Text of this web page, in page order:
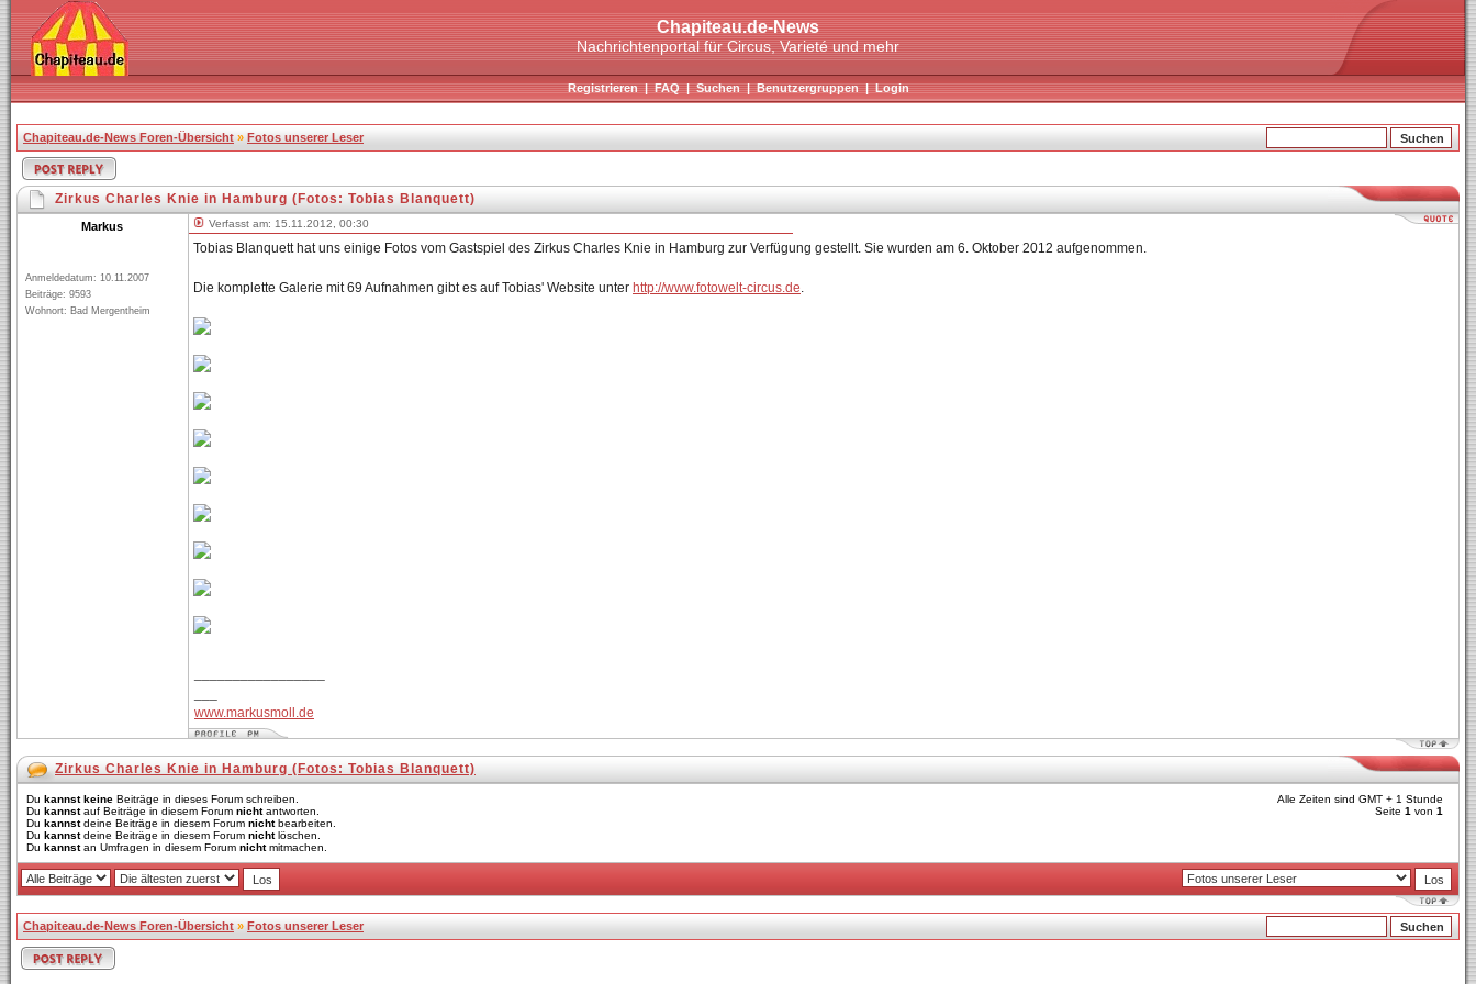
Chapiteau.de-News
Nachrichtenportal für Circus, Varieté und mehr
Registrieren|FAQ|Suchen|Benutzergruppen|Login
Chapiteau.de-News Foren-Übersicht » Fotos unserer Leser
Zirkus Charles Knie in Hamburg (Fotos: Tobias Blanquett)
Markus
Anmeldedatum: 10.11.2007
Beiträge: 9593
Wohnort: Bad Mergentheim
Verfasst am: 15.11.2012, 00:30
Tobias Blanquett hat uns einige Fotos vom Gastspiel des Zirkus Charles Knie in Hamburg zur Verfügung gestellt. Sie wurden am 6. Oktober 2012 aufgenommen.
Die komplette Galerie mit 69 Aufnahmen gibt es auf Tobias' Website unter http://www.fotowelt-circus.de.
www.markusmoll.de
Zirkus Charles Knie in Hamburg (Fotos: Tobias Blanquett)
Du kannst keine Beiträge in dieses Forum schreiben.
Du kannstauf Beiträge in diesem Forum nichtantworten.
Du kannstdeine Beiträge in diesem Forum nichtbearbeiten.
Du kannstdeine Beiträge in diesem Forum nichtlöschen.
Du kannstan Umfragen in diesem Forum nichtmitmachen.
Alle Zeiten sind GMT + 1 Stunde
Seite 1 von 1
Chapiteau.de-News Foren-Übersicht » Fotos unserer Leser